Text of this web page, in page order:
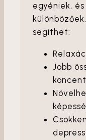
egyéniek,
segíthet:
Jobb